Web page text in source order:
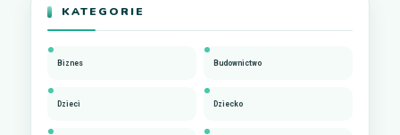
KATEGORIE
Biznes Budownictwo
Dzieci Dziecko